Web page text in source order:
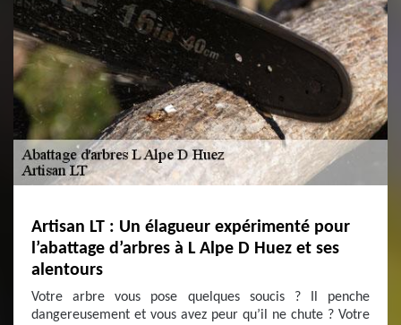
Artisan LT : Un élagueur expérimenté pour
l’abattage d’arbres à L Alpe D Huez et ses
alentours
Votre arbre vous pose quelques soucis ? Il penche
dangereusement et vous avez peur qu’il ne chute ? Votre